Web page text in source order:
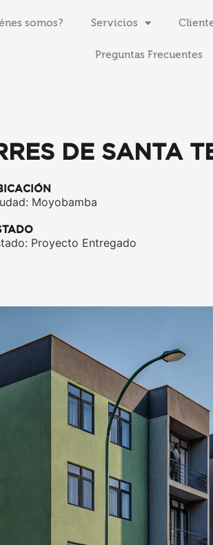
somos? Servicios
Preguntas Frecuentes
DE SANTA
Moyobamba
Proyecto Entregado